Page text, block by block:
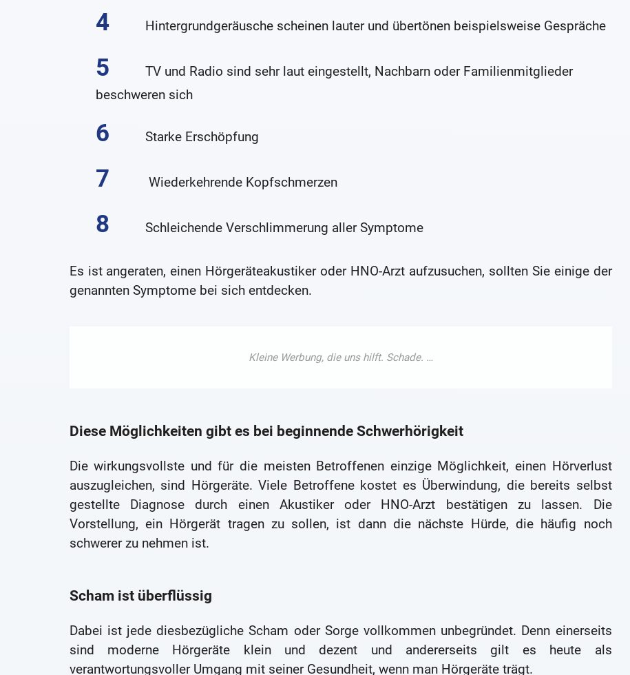
Hintergrundgeräusche scheinen lauter und übertönen beispielsweise Gespräche
TV und Radio sind sehr laut eingestellt, Nachbarn oder Familienmitglieder
beschweren sich
Starke Erschöpfung
Wiederkehrende Kopfschmerzen
Schleichende Verschlimmerung aller Symptome
Es ist angeraten, einen Hörgeräteakustiker oder HNO-Arzt aufzusuchen, sollten Sie einige der
genannten Symptome bei sich entdecken.
Diese Möglichkeiten gibt es bei beginnende Schwerhörigkeit
Die wirkungsvollste und für die meisten Betroffenen einzige Möglichkeit, einen Hörverlust
auszugleichen, sind Hörgeräte. Viele Betroffene kostet es Überwindung, die bereits selbst
gestellte Diagnose durch einen Akustiker oder HNO-Arzt bestätigen zu lassen. Die
Vorstellung, ein Hörgerät tragen zu sollen, ist dann die nächste Hürde, die häufig noch
schwerer zu nehmen ist.
Scham ist überflüssig
Dabei ist jede diesbezügliche Scham oder Sorge vollkommen unbegründet. Denn einerseits
sind moderne Hörgeräte klein und dezent und andererseits gilt es heute als
verantwortungsvoller Umgang mit seiner Gesundheit, wenn man Hörgeräte trägt.